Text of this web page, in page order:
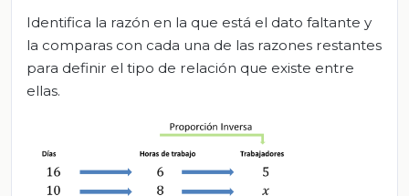
Identifica la razón en la que está el dato faltante y
la comparas con cada una de las razones restantes
para definir el tipo de relación que existe entre
ellas.